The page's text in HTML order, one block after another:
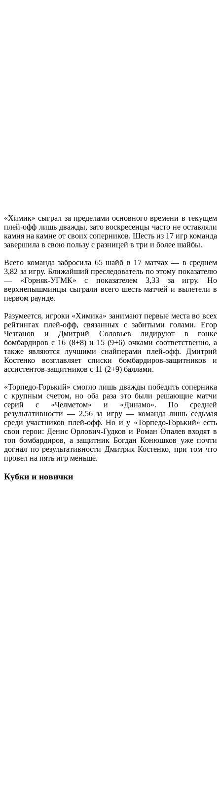
«Химик» сыграл за пределами основного времени в текущем
плей-офф лишь дважды, зато воскресенцы часто не оставляли
камня на камне от своих соперников. Шесть из 17 игр команда
завершила в свою пользу с разницей в три и более шайбы.
Всего команда забросила 65 шайб в 17 матчах — в среднем
3,82 за игру. Ближайший преследователь по этому показателю
— «Горняк-УГМК» с показателем 3,33 за игру. Но
верхнепышминцы сыграли всего шесть матчей и вылетели в
первом раунде.
Разумеется, игроки «Химика» занимают первые места во всех
рейтингах плей-офф, связанных с забитыми голами. Егор
Чезганов и Дмитрий Соловьев лидируют в гонке
бомбардиров с 16 (8+8) и 15 (9+6) очками соответственно, а
также являются лучшими снайперами плей-офф. Дмитрий
Костенко возглавляет списки бомбардиров-защитников и
ассистентов-защитников с 11 (2+9) баллами.
«Торпедо-Горький» смогло лишь дважды победить соперника
с крупным счетом, но оба раза это были решающие матчи
серий с «Челметом» и «Динамо». По средней
результативности — 2,56 за игру — команда лишь седьмая
среди участников плей-офф. Но и у «Торпедо-Горький» есть
свои герои: Денис Орлович-Гудков и Роман Опалев входят в
топ бомбардиров, а защитник Богдан Конюшков уже почти
догнал по результативности Дмитрия Костенко, при том что
провел на пять игр меньше.
Кубки и новички